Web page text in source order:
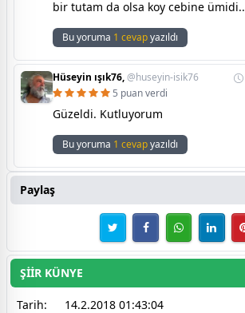
bir tutam da olsa koy cebine ümidi..
Bu yoruma 1 cevapyazıldı
Hüseyin ışık76,@huseyin-isik76
5 puan verdi
Güzeldi. Kutluyorum
Bu yoruma 1 cevapyazıldı
Paylaş
ŞİİR KÜNYE
Tarih:
14.2.2018 01:43:04